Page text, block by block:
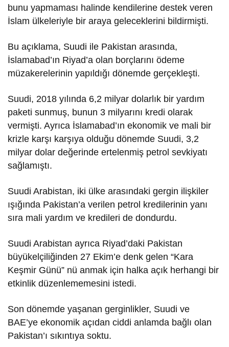
bunu yapmaması halinde kendilerine destek veren
İslam ülkeleriyle bir araya geleceklerini bildirmişti.
Bu açıklama, Suudi ile Pakistan arasında,
İslamabad’ın Riyad’a olan borçlarını ödeme
müzakerelerinin yapıldığı dönemde gerçekleşti.
Suudi, 2018 yılında 6,2 milyar dolarlık bir yardım
paketi sunmuş, bunun 3 milyarını kredi olarak
vermişti. Ayrıca İslamabad’ın ekonomik ve mali bir
krizle karşı karşıya olduğu dönemde Suudi, 3,2
milyar dolar değerinde ertelenmiş petrol sevkiyatı
sağlamıştı.
Suudi Arabistan, iki ülke arasındaki gergin ilişkiler
ışığında Pakistan’a verilen petrol kredilerinin yanı
sıra mali yardım ve kredileri de dondurdu.
Suudi Arabistan ayrıca Riyad’daki Pakistan
büyükelçiliğinden 27 Ekim’e denk gelen “Kara
Keşmir Günü” nü anmak için halka açık herhangi bir
etkinlik düzenlememesini istedi.
Son dönemde yaşanan gerginlikler, Suudi ve
BAE’ye ekonomik açıdan ciddi anlamda bağlı olan
Pakistan’ı sıkıntıya soktu.